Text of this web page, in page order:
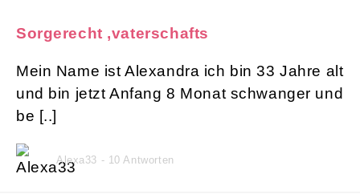
Sorgerecht ,vaterschafts
Mein Name ist Alexandra ich bin 33 Jahre alt
und bin jetzt Anfang 8 Monat schwanger und
be [..]
Alexa33 - 10 Antworten